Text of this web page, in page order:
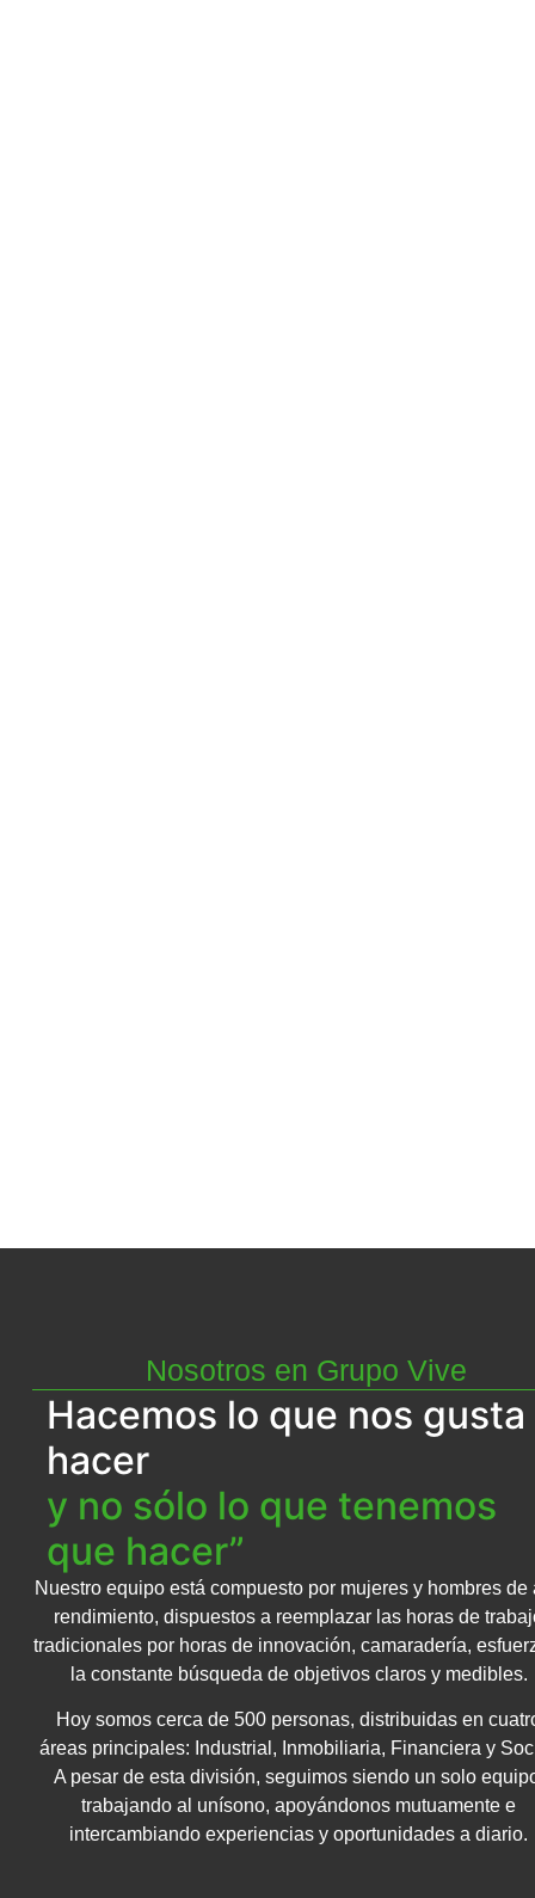
Nosotros en Grupo Vive
Hacemos lo que nos gusta
hacer
y no sólo lo que tenemos
que hacer”
Nuestro equipo está compuesto por mujeres y hombres de
rendimiento, dispuestos a reemplazar las horas de
tradicionales por horas de innovación, camaradería,
la constante búsqueda de objetivos claros y medibles.
Hoy somos cerca de 500 personas, distribuidas en
áreas principales: Industrial, Inmobiliaria, Financiera y
A pesar de esta división, seguimos siendo un solo
trabajando al unísono, apoyándonos mutuamente e
intercambiando experiencias y oportunidades a diario.